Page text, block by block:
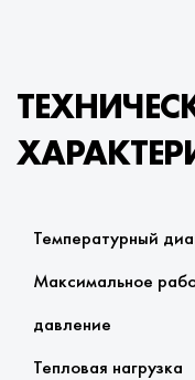
Температурный
Максимальное
давление
Тепловая нагрузка